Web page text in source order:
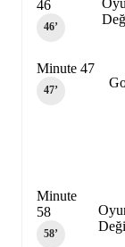
46
46‎’‎
Minute 47
47‎’‎
Minute
58
58‎’‎